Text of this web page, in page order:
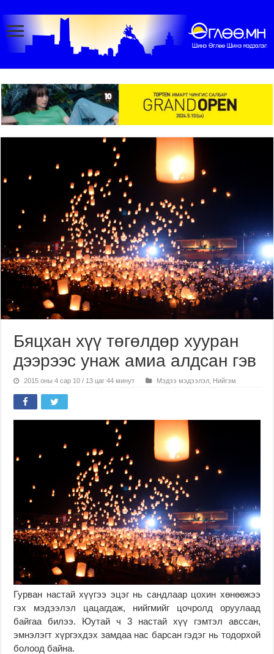
Бяцхан хүү төгөлдөр хууран
дээрээс унаж амиа алдсан гэв
2015 оны 4 сар 10 / 13 цаг 44 минут Мэдээ мэдээлэл Нийгэм
Гурван настай хүүгээ эцэг нь сандлаар цохин хөнөөжээ
гэх мэдээлэл цацагдаж, нийгмийг цочролд оруулаад
байгаа билээ. Юутай ч 3 настай хүү гэмтэл авссан,
эмнэлэгт хүргэхдэх замдаа нас барсан гэдэг нь тодорхой
болоод байна.